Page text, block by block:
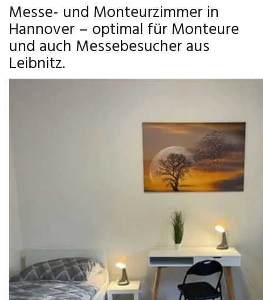
Messe- und Monteurzimmer in
Hannover – optimal für Monteure
und auch Messebesucher aus
Leibnitz.